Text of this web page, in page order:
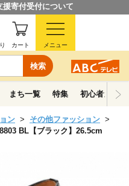
寄付受付について
検索
カート メニュー
まち一覧 特集 初心者ガイド
ン
その他ファッション
BL【ブラック】26.5cm